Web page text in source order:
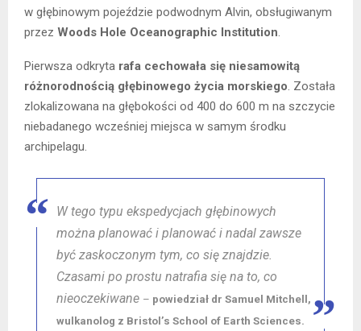
w głębinowym pojeździe podwodnym Alvin, obsługiwanym
przez Woods Hole Oceanographic Institution
Pierwsza odkryta rafa cechowała się niesamowitą
różnorodnością głębinowego życia morskiego . Została
zlokalizowana na głębokości od 400 do 600 m na szczycie
niebadanego wcześniej miejsca w samym środku
archipelagu.
W tego typu ekspedycjach głębinowych
można planować i planować i nadal zawsze
być zaskoczonym tym, co się znajdzie.
Czasami po prostu natrafia się na to, co
nieoczekiwane – powiedział dr Samuel Mitchell,
wulkanolog z Bristol’s School of Earth Sciences.